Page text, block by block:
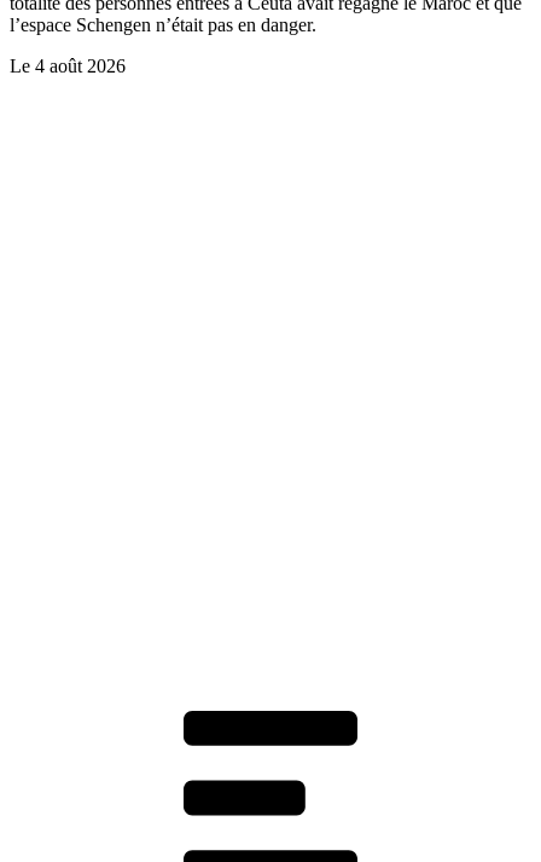
l’espace Schengen n’était pas en danger.
Le 4 août 2026